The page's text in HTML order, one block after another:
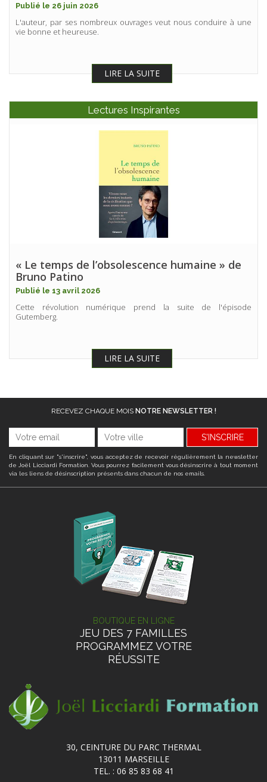
Publié le 26 juin 2026
L'auteur, par ses nombreux ouvrages veut nous conduire à une
vie bonne et heureuse.
LIRE LA SUITE
Lectures Inspirantes
« Le temps de l’obsolescence humaine » de
Bruno Patino
Publié le 13 avril 2026
Cette révolution numérique prend la suite de l'épisode
Gutemberg.
LIRE LA SUITE
RECEVEZ CHAQUE MOIS NOTRE NEWSLETTER !
S'INSCRIRE
En cliquant sur "s'inscrire", vous acceptez de recevoir régulièrement la newsletter
de Joël Licciardi Formation. Vous pourrez facilement vous désinscrire à tout moment
via les liens de désinscription présents dans chacun de nos emails.
BOUTIQUE EN LIGNE
JEU DES 7 FAMILLES
PROGRAMMEZ VOTRE
RÉUSSITE
30, CEINTURE DU PARC THERMAL
13011 MARSEILLE
TEL. : 06 85 83 68 41